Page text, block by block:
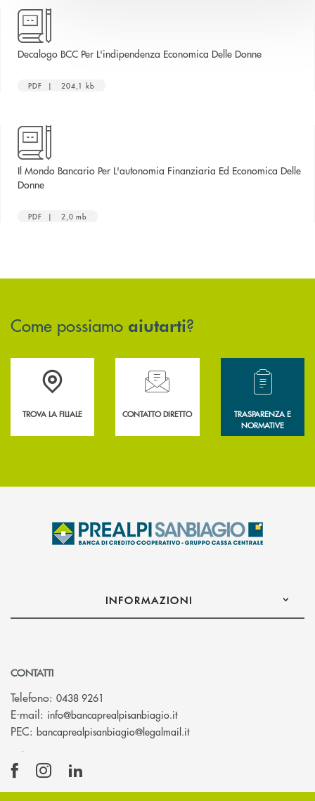
Decalogo BCC Per L'indipendenza Economica Delle Donneapre una
PDF | 204,1 kb
Il Mondo Bancario Per L'autonomia Finanziaria Ed Economica Delle
Donneapre una nuova finestra
PDF | 2,0 mb
Come possiamo aiutarti?
Accedi all' elenco completo delle filiali .
TROVA LA FILIALE
Hai bisogno di assistenza immediata?
CONTATTO DIRETTO
Hai bisogno di
TRASPARENZA E
NORMATIVE
INFORMAZIONI
CONTATTI
Telefono: 0438 9261
E-mail: info@bancaprealpisanbiagio.it(si apre l’app di posta
PEC: bancaprealpisanbiagio@legalmail.it(si apre l’app di posta